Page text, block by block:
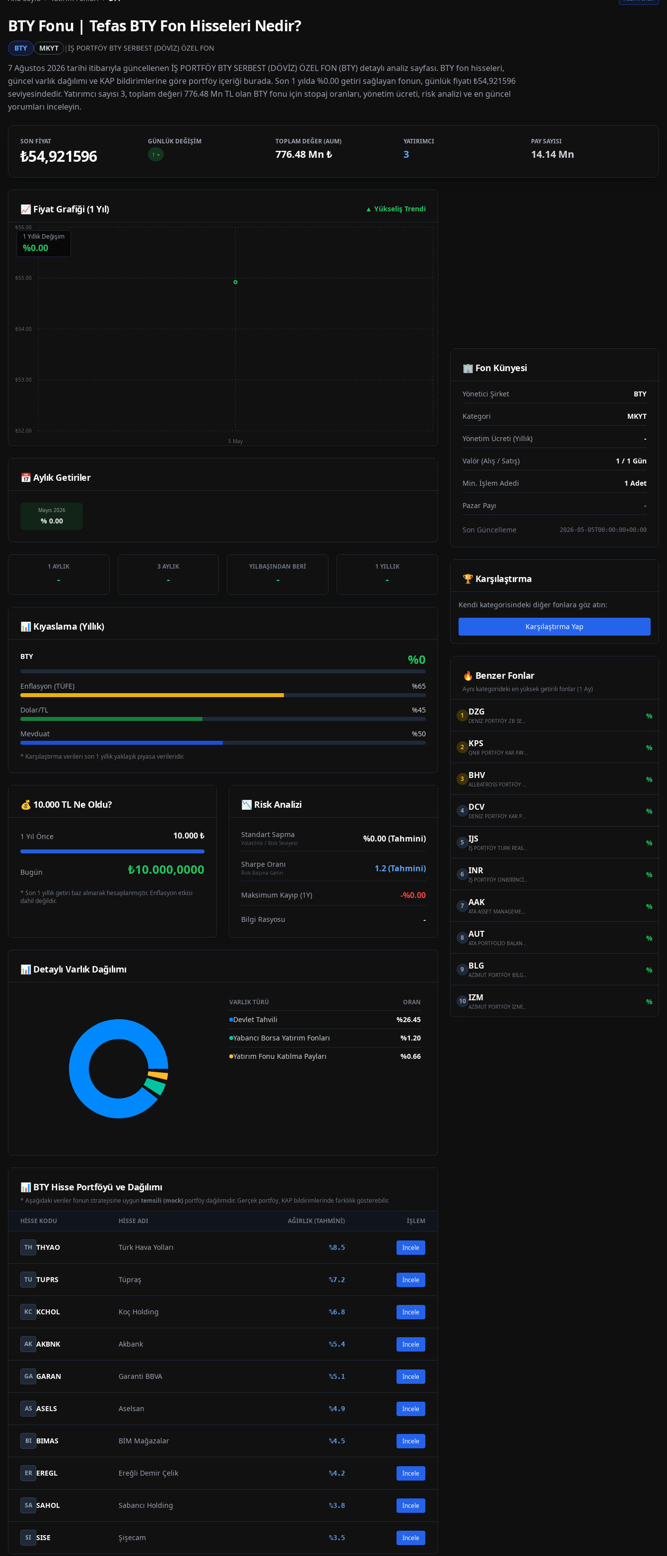
BTYFonu | Tefas BTYFon Hisseleri Nedir?
BTY MKYT |İŞ PORTFÖY BTY SERBEST (DÖVİZ) ÖZEL FON
7 Ağustos 2026 tarihi itibarıyla güncellenen İŞ PORTFÖY BTY SERBEST (DÖVİZ) ÖZEL FON (BTY) detaylı analiz sayfası. BTY fon hisseleri,
güncel varlık dağılımı ve KAP bildirimlerine göre portföy içeriği burada. Son 1 yılda %0.00 getiri sağlayan fonun, günlük fiyatı ₺54,921596
seviyesindedir. Yatırımcı sayısı 3, toplam değeri 776.48 Mn TL olan BTY fonu için stopaj oranları, yönetim ücreti, risk analizi ve en güncel
yorumları inceleyin.
SON FİYAT
₺54,921596
GÜNLÜK DEĞİŞİM
↑ -
TOPLAM DEĞER (AUM)
776.48 Mn ₺
YATIRIMCI
3
PAY SAYISI
14.14 Mn
📈 Fiyat Grafiği (1 Yıl) ▲ Yükseliş Trendi
1 Yıllık Değişim
%0.00
5 May
₺52.00
₺53.00
₺54.00
₺55.00
₺56.00
📅 Aylık Getiriler
Mayıs 2026
% 0.00
1 AYLIK
-
3 AYLIK
-
YILBAŞINDAN BERİ
-
1 YILLIK
-
📊 Kıyaslama (Yıllık)
BTY %0
Enflasyon (TÜFE) %65
Dolar/TL %45
Mevduat %50
* Karşılaştırma verileri son 1 yıllık yaklaşık piyasa verileridir.
💰 10.000 TL Ne Oldu?
1 Yıl Önce 10.000 ₺
Bugün ₺10.000,0000
* Son 1 yıllık getiri baz alınarak hesaplanmıştır. Enflasyon etkisi
dahil değildir.
📉 Risk Analizi
Standart Sapma
Volatilite / Risk Seviyesi %0.00 (Tahmini)
Sharpe Oranı
Risk Başına Getiri 1.2 (Tahmini)
Maksimum Kayıp (1Y) -%0.00
Bilgi Rasyosu -
📊 Detaylı Varlık Dağılımı
VARLIK TÜRÜ ORAN
Devlet Tahvili %26.45
Yabancı Borsa Yatırım Fonları
%1.20
Yatırım Fonu Katılma Payları
%0.66
📊 BTYHisse Portföyü ve Dağılımı
* Aşağıdaki veriler fonun stratejisine uyguntemsili (mock) portföy dağılımıdır. Gerçek portföy, KAP bildirimlerinde farklılık gösterebilir.
HISSE KODU HISSE ADI AĞIRLIK (TAHMINI) İŞLEM
TH THYAO Türk Hava Yolları %8.5 İncele
TU TUPRS Tüpraş %7.2 İncele
KC KCHOL Koç Holding %6.8 İncele
AK AKBNK Akbank %5.4 İncele
GA GARAN Garanti BBVA %5.1 İncele
AS ASELS Aselsan %4.9 İncele
BI BIMAS BİM Mağazalar %4.5 İncele
ER EREGL Ereğli Demir Çelik %4.2 İncele
SA SAHOL Sabancı Holding %3.8 İncele
SI SISE Şişecam %3.5 İncele
🏢 Fon Künyesi
Yönetici Şirket BTY
Kategori MKYT
Yönetim Ücreti (Yıllık) -
Valör (Alış / Satış) 1 / 1 Gün
Min. İşlem Adedi 1 Adet
Pazar Payı -
Son Güncelleme 2026-05-05T00:00:00+00:00
🏆 Karşılaştırma
Kendi kategorisindeki diğer fonlara göz atın:
Karşılaştırma Yap
🔥 Benzer Fonlar
Aynı kategorideki en yüksek getirili fonlar (1 Ay)
1 DZG
DENİZ PORTFÖY ZB SERBEST (DÖVİZ) ÖZEL FON
%
2 KPS
QNB PORTFÖY KAR PAYI ÖDEYEN ONİKİNCİ SERBEST (DÖVİZ) FON
%
3 BHV
ALLBATROSS PORTFÖY BAHAR HİSSE SENEDİ SERBEST FON (HİSSE SENEDİ YOĞUN FON)
%
4 DCV
DENİZ PORTFÖY KAR PAYI ÖDEYEN SERBEST (DÖVİZ) FON
%
5 IJS
İŞ PORTFÖY TÜRK REASÜRANS SERBEST ÖZEL FON
%
6 INR
İŞ PORTFÖY ONBİRİNCİ SERBEST (DÖVİZ) FON
%
7 AAK
ATA ASSET MANAGEMENT MULTI-ASSET VARIABLE FUND
%
8 AUT
ATA PORTFOLİO BALANCED VARİABLE FUND
%
9 BLG
AZİMUT PORTFÖY BİLGE SERBEST ÖZEL FON
%
10 IZM
AZİMUT PORTFÖY İZMİR SERBEST (TL) ÖZEL FON
%